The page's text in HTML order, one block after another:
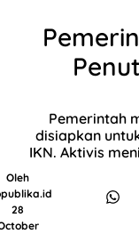
Pemerintah
disiapkan
IKN. Aktivis
Oleh
28